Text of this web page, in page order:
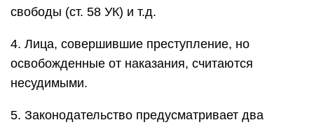
свободы (ст. 58 УК) и т.д.
4. Лица, совершившие преступление, но
освобожденные от наказания, считаются
несудимыми.
5. Законодательство предусматривает два